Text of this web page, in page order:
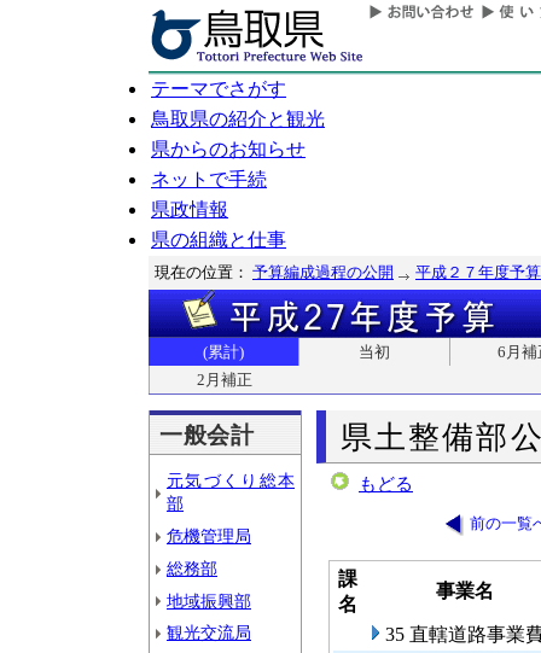
テーマでさがす
鳥取県の紹介と観光
県からのお知らせ
ネットで手続
県政情報
県の組織と仕事
現在の位置： 予算編成過程の公開 平成２７年度予算
(累計) 当初
6月補
2月補正
一般会計
元気づくり総本
部
危機管理局
総務部
地域振興部
観光交流局
県土整備部
もどる
前の一覧
課
名
事業名
35 直轄道路事業